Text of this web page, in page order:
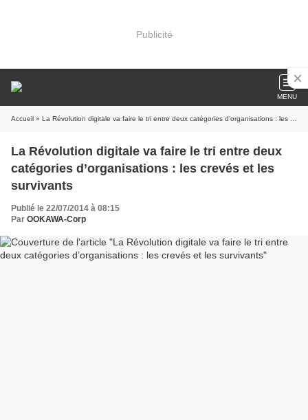
Publicité
MENU
Accueil » La Révolution digitale va faire le tri entre deux catégories d’organisations : les crevés et les survivants
La Révolution digitale va faire le tri entre deux
catégories d’organisations : les crevés et les
survivants
Publié le 22/07/2014 à 08:15
Par OOKAWA-Corp